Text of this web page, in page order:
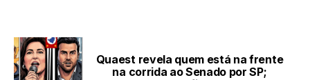
Quaest revela quem está na frente
na corrida ao Senado por SP;